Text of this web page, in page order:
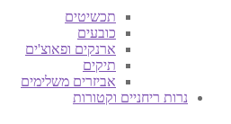
תכשיטים
כובעים
ארנקים ופאוצ'ים
תיקים
אביזרים משלימים
נרות ריחניים וקטורות